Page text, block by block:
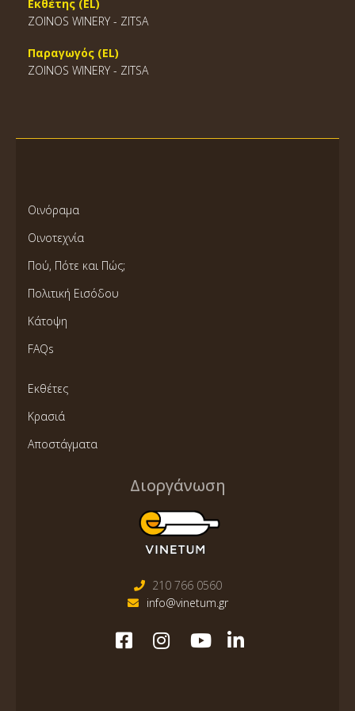
Εκθέτης (EL)
ZOINOS WINERY - ZITSA
Παραγωγός (EL)
ZOINOS WINERY - ZITSA
Οινόραμα
Οινοτεχνία
Πού, Πότε και Πώς;
Πολιτική Εισόδου
Κάτοψη
FAQs
Εκθέτες
Κρασιά
Αποστάγματα
Διοργάνωση
210 766 0560
info@vinetum.gr